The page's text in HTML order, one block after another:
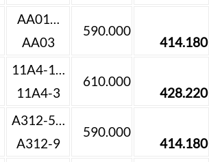
AA01…
AA03
590.000
414.180
11A4-1…
11A4-3
610.000
428.220
A312-5…
A312-9
590.000
414.180